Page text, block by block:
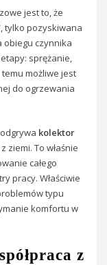
jest to, że
tylko pozyskiwana
obiegu czynnika
sprężanie,
możliwe jest
do ogrzewania
kolektor
ziemi. To właśnie
całego
pracy. Właściwie
typu
komfortu w
z